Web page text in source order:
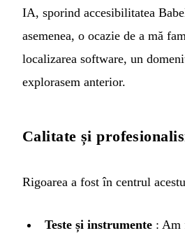
IA, sporind accesibilitatea
asemenea, o ocazie de a mă
localizarea software, un
explorasem anterior.
Calitate și
Rigoarea a fost în centrul
Teste și instrumente : Am